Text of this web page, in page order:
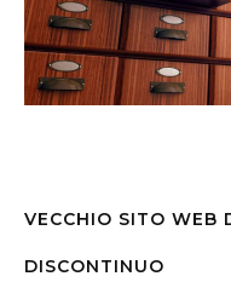
VECCHIO SITO WEB
DISCONTINUO